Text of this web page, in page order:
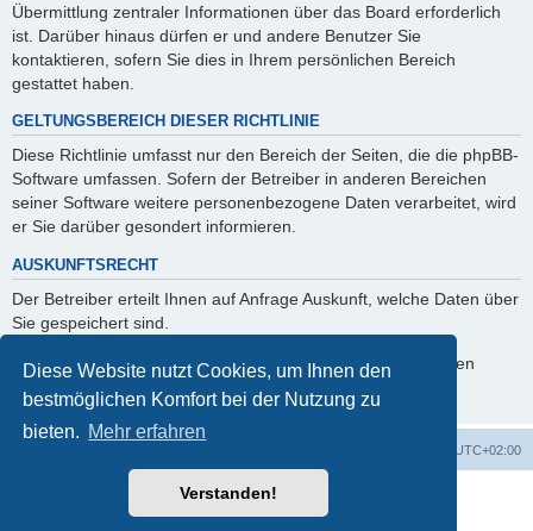
Diese Website nutzt Cookies, um Ihnen den
bestmöglichen Komfort bei der Nutzung zu
bieten. Mehr erfahren
Verstanden!
Übermittlung zentraler Informationen über das Board erforderlich
ist. Darüber hinaus dürfen er und andere Benutzer Sie
kontaktieren, sofern Sie dies in Ihrem persönlichen Bereich
gestattet haben.
GELTUNGSBEREICH DIESER RICHTLINIE
Diese Richtlinie umfasst nur den Bereich der Seiten, die die phpBB-
Software umfassen. Sofern der Betreiber in anderen Bereichen
seiner Software weitere personenbezogene Daten verarbeitet, wird
er Sie darüber gesondert informieren.
AUSKUNFTSRECHT
Der Betreiber erteilt Ihnen auf Anfrage Auskunft, welche Daten über
Sie gespeichert sind.
Sie können jederzeit die Löschung bzw. Sperrung Ihrer Daten
verlangen. Kontaktieren Sie hierzu bitte den Betreiber.
UTC+02:00
Powered byphpBB® Forum Software © phpBB Limited
phpBB.de